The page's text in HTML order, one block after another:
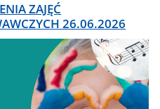
ZAJĘĆ
26.06.2026